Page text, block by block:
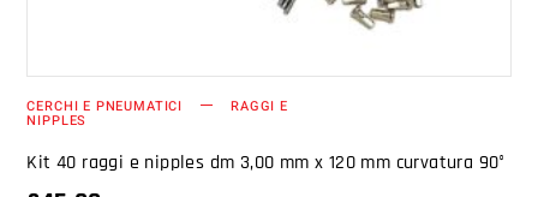
CERCHI E PNEUMATICI RAGGI E
NIPPLES
Kit 40 raggi e nipples dm 3,00 mm x 120 mm curvatura 90°